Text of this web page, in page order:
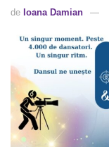
de Ioana Damian